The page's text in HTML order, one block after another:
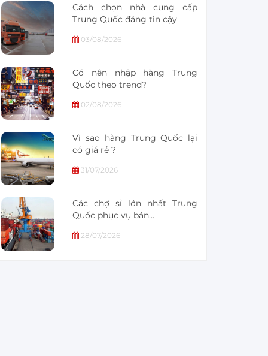
Cách chọn nhà cung cấp
Trung Quốc đáng tin cậy
03/08/2026
Có nên nhập hàng Trung
Quốc theo trend?
02/08/2026
Vì sao hàng Trung Quốc lại
có giá rẻ ?
31/07/2026
Các chợ sỉ lớn nhất Trung
Quốc phục vụ bán…
28/07/2026